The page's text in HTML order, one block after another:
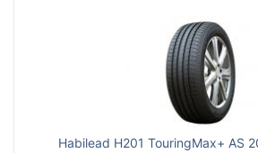
Habilead H201 TouringMax+ AS